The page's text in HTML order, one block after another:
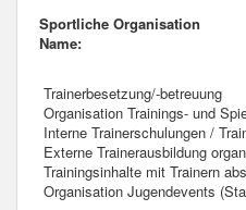
Sportliche Organisation
Name:
Trainerbesetzung/-betreuung
Organisation Trainings- und
Interne Trainerschulungen /
Externe Trainerausbildung
Trainingsinhalte mit Trainern
Organisation Jugendevents